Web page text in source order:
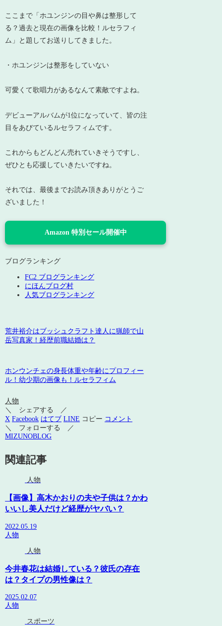
ここまで「ホユンジンの目や鼻は整形して
る？過去と現在の画像を比較！ルセラフィ
ム」と題してお送りしてきました。
・ホユンジンは整形をしていない
可愛くて歌唱力があるなんて素敵ですよね。
デビューアルバムが1位になっていて、皆の注
目をあびているルセラフィムです。
これからもどんどん売れていきそうですし、
ぜひとも応援していきたいですね。
それでは、最後までお読み頂きありがとうご
ざいました！
Amazon 特別セール開催中
ブログランキング
FC2 ブログランキング
にほんブログ村
人気ブログランキング
荒井裕介はブッシュクラフト達人に猟師で山
岳写真家！経歴前職結婚は？
ホンウンチェの身長体重や年齢にプロフィー
ル！幼少期の画像も！ルセラフィム
人物
＼ シェアする ／
X Facebook はてブ LINE コピー コメント
＼ フォローする ／
MIZUNOBLOG
関連記事
人物
【画像】高木かおりの夫や子供は？かわ
いいし美人だけど経歴がヤバい？
2022.05.19
人物
人物
今井春花は結婚している？彼氏の存在
は？タイプの男性像は？
2025.02.07
人物
スポーツ